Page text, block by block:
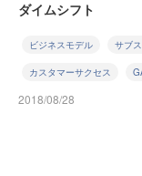
ダイムシフト
ビジネスモデル サブ
カスタマーサクセス
2018/08/28